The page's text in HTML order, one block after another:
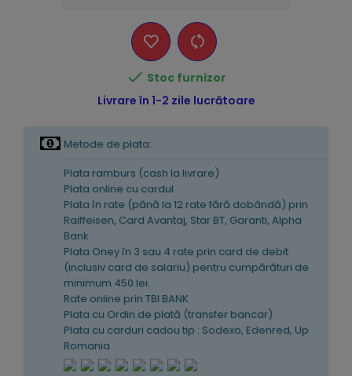
 Stoc furnizor
Livrare în 1-2 zile lucrătoare
Metode de plata:
Plata ramburs (cash la livrare)
Plata online cu cardul
Plata în rate (pănă la 12 rate fără dobândă) prin
Raiffeisen, Card Avantaj, Star BT, Garanti, Alpha
Bank
Plata Oney în 3 sau 4 rate prin card de debit
(inclusiv card de salariu) pentru cumpărături de
minimum 450 lei.
Rate online prin TBI BANK
Plata cu Ordin de plată (transfer bancar)
Plata cu carduri cadou tip : Sodexo, Edenred, Up
Romania